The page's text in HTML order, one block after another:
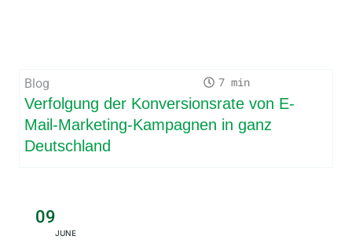
Blog 7
Verfolgung der Konversionsrate von E-
Mail-Marketing-Kampagnen in ganz
Deutschland
09
JUNE